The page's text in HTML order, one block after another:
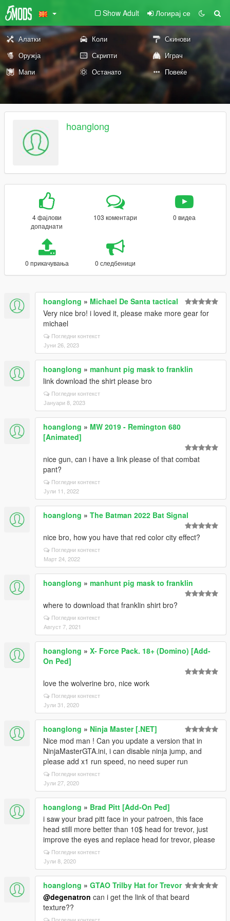
Show Adult Логирај се
Алатки Коли
Скинови
Оружја
Скрипти
Играч
Мапи
Останато Повеќе
hoanglong
4 фајлови
допаднати
103 коментари 0 видеа
0 прикачувања 0 следбеници
hoanglong » Michael De Santa tactical
Very nice bro! i loved it, please make more gear for
michael
Погледни контекст
Јуни 26, 2023
hoanglong » manhunt pig mask to franklin
link download the shirt please bro
Погледни контекст
Јануари 8, 2023
hoanglong » MW 2019 - Remington 680
[Animated]
nice gun, can i have a link please of that combat
pant?
Погледни контекст
Јули 11, 2022
hoanglong » The Batman 2022 Bat Signal
nice bro, how you have that red color city effect?
Погледни контекст
Март 24, 2022
hoanglong » manhunt pig mask to franklin
where to download that franklin shirt bro?
Погледни контекст
Август 7, 2021
hoanglong » X- Force Pack. 18+ (Domino) [Add-
On Ped]
love the wolverine bro, nice work
Погледни контекст
Јули 31, 2020
hoanglong » Ninja Master [.NET]
Nice mod man ! Can you update a version that in
NinjaMasterGTA.ini, i can disable ninja jump, and
please add x1 run speed, no need super run
Погледни контекст
Јули 27, 2020
hoanglong » Brad Pitt [Add-On Ped]
i saw your brad pitt face in your patroen, this face
head still more better than 10$ head for trevor, just
improve the eyes and replace head for trevor, please
Погледни контекст
Јули 8, 2020
hoanglong » GTAO Trilby Hat for Trevor
@degenatron can i get the link of that beard
texture??